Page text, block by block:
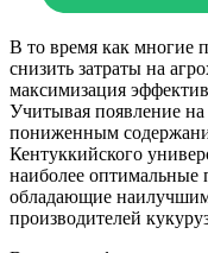
В то время как многие
снизить затраты на
максимизация
Учитывая появление
пониженным
Кентуккийского
наиболее оптимальные
обладающие наилучшим
производителей